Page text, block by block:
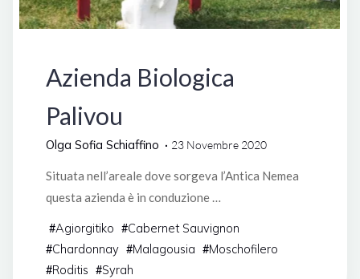
Azienda Biologica
Palivou
Olga Sofia Schiaffino 23 Novembre 2020
Situata nell’areale dove sorgeva l’Antica Nemea
questa azienda è in conduzione …
#Agiorgitiko #Cabernet Sauvignon
#Chardonnay #Malagousia #Moschofilero
#Roditis #Syrah